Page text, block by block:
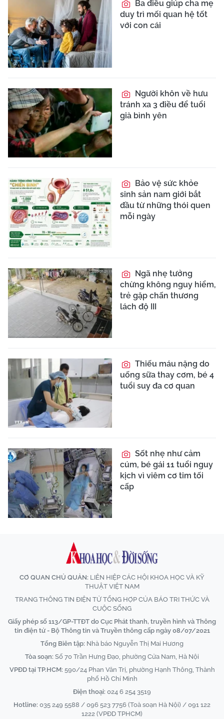
Ba điều giúp cha mẹ
duy trì mối quan hệ tốt
với con cái
Người khôn về hưu
tránh xa 3 điều để tuổi
già bình yên
Bảo vệ sức khỏe
sinh sản nam giới bắt
đầu từ những thói quen
mỗi ngày
Ngã nhẹ tưởng
chừng không nguy hiểm,
trẻ gặp chấn thương
lách độ III
Thiếu máu nặng do
uống sữa thay cơm, bé 4
tuổi suy đa cơ quan
Sốt nhẹ như cảm
cúm, bé gái 11 tuổi nguy
kịch vì viêm cơ tim tối
cấp
CƠ QUAN CHỦ QUẢN: LIÊN HIỆP CÁC HỘI KHOA HỌC VÀ KỸ
THUẬT VIỆT NAM
TRANG THÔNG TIN ĐIỆN TỬ TỔNG HỢP CỦA BÁO TRI THỨC VÀ
CUỘC SỐNG
Giấy phép số 113/GP-TTĐT do Cục Phát thanh, truyền hình và Thông
tin điện tử - Bộ Thông tin và Truyền thông cấp ngày 08/07/2021
Tổng Biên tập: Nhà báo Nguyễn Thị Mai Hương
Tòa soạn: Số 70 Trần Hưng Đạo, phường Cửa Nam, Hà Nội
VPĐD tại TP.HCM: 590/24 Phan Văn Trị, phường Hạnh Thông, Thành
phố Hồ Chí Minh
Điện thoại: 024 6 254 3519
Hotline: 035 249 5588 / 096 523 7756 (Toà soạn Hà Nội) / 091 122
1222 (VPĐD TPHCM)